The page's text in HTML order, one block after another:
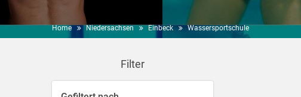
Home Niedersachsen Einbeck Wassersportschule
Filter